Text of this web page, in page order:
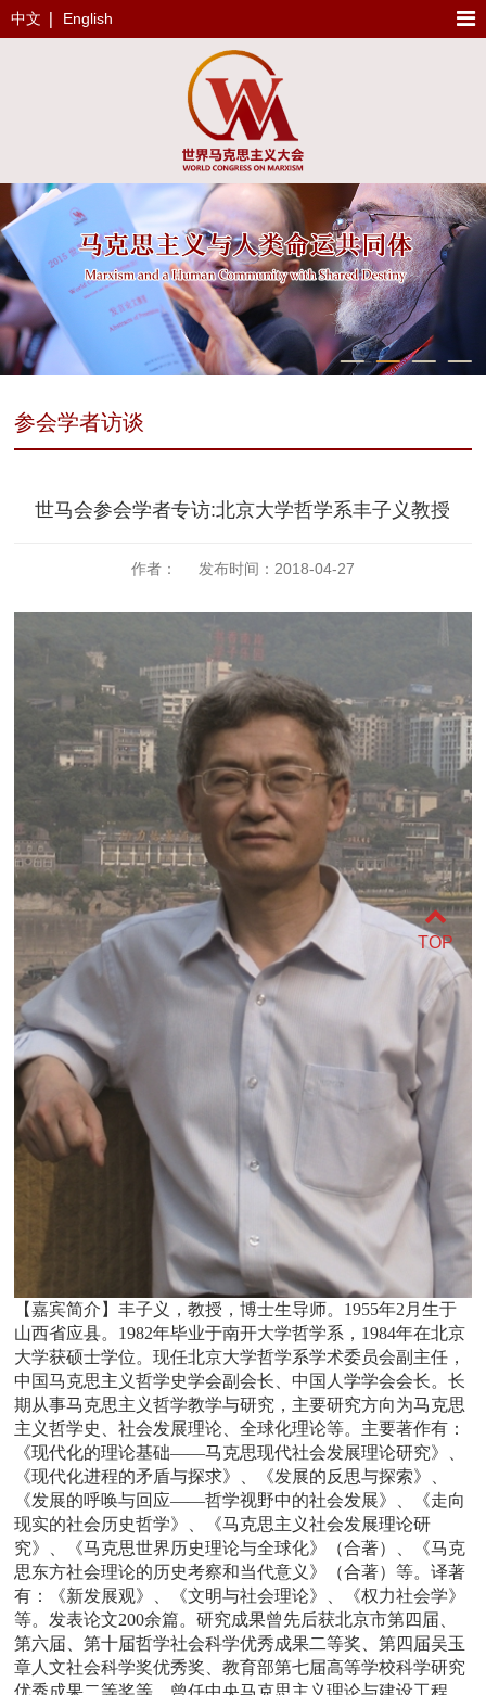
中文 English
参会学者访谈
世马会参会学者专访:北京大学哲学系丰子义教授
作者： 发布时间：2018-04-27
【嘉宾简介】丰子义，教授，博士生导师。1955年2月生于
山西省应县。1982年毕业于南开大学哲学系，1984年在北京
大学获硕士学位。现任北京大学哲学系学术委员会副主任，
中国马克思主义哲学史学会副会长、中国人学学会会长。长
期从事马克思主义哲学教学与研究，主要研究方向为马克思
主义哲学史、社会发展理论、全球化理论等。主要著作有：
《现代化的理论基础——马克思现代社会发展理论研究》、
《现代化进程的矛盾与探求》、《发展的反思与探索》、
《发展的呼唤与回应——哲学视野中的社会发展》、《走向
现实的社会历史哲学》、《马克思主义社会发展理论研
究》、《马克思世界历史理论与全球化》（合著）、《马克
思东方社会理论的历史考察和当代意义》（合著）等。译著
有：《新发展观》、《文明与社会理论》、《权力社会学》
等。发表论文200余篇。研究成果曾先后获北京市第四届、
第六届、第十届哲学社会科学优秀成果二等奖、第四届吴玉
章人文社会科学奖优秀奖、教育部第七届高等学校科学研究
优秀成果二等奖等。曾任中央马克思主义理论与建设工程
TOP